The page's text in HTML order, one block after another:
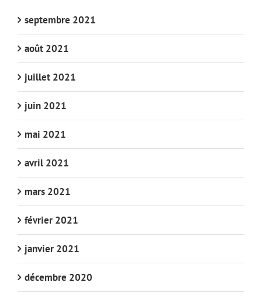
septembre 2021
août 2021
juillet 2021
juin 2021
mai 2021
avril 2021
mars 2021
février 2021
janvier 2021
décembre 2020